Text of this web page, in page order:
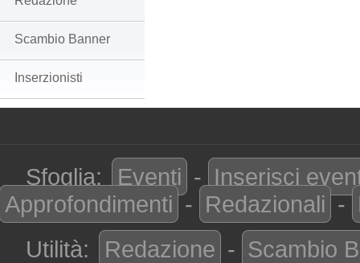
Scambio Banner
Inserzionisti
Sfoglia: Eventi - Inserisci
Approfondimenti - Redazionali -
Utilità:
Redazione - Scambio